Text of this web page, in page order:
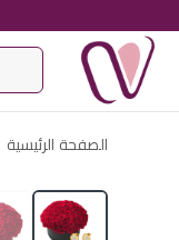
الصفحة الرئيسية